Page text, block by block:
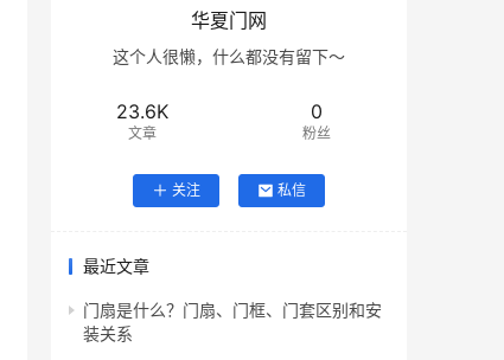
华夏门网
这个人很懒，什么都没有留下～
23.6K
文章
0
粉丝
关注 私信
最近文章
门扇是什么？门扇、门框、门套区别和安
装关系